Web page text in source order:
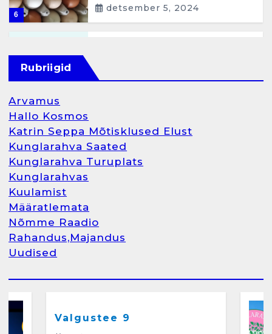
6
detsember 5, 2024
1
2
Kunglarahva Turuplats
kokkusaamise koht Soomes,
Rubriigid
Arvamus
Hallo Kosmos
Katrin Seppa Mõtisklused Elust
Kunglarahva Saated
Kunglarahva Turuplats
Kunglarahvas
Kuulamist
Määratlemata
Nõmme Raadio
Rahandus,Majandus
Uudised
Valgustee 9